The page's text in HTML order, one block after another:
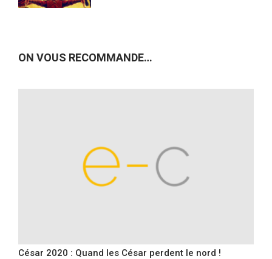
ON VOUS RECOMMANDE…
César 2020 : Quand les César perdent le nord !